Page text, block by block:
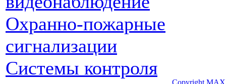
Охранно-пожарные
сигнализации
Системы контроля
Copyright